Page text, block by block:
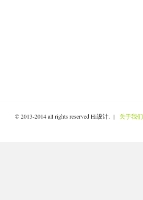
© 2013-2014 all rights reservedHi设计. | 关于我们